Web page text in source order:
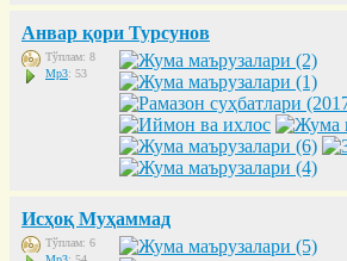
Анвар қори Турсунов
Тўплам: 8
Mp3: 53
Исҳоқ Муҳаммад
Тўплам: 6